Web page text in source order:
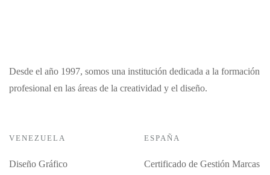
Desde el año 1997, somos una institución dedicada a la formación
profesional en las áreas de la creatividad y el diseño.
VENEZUELA
Diseño Gráfico
ESPAÑA
Certificado de Gestión Marcas